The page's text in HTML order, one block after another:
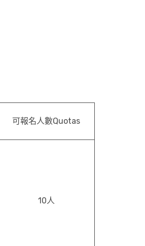
可報名人數Quotas
10人